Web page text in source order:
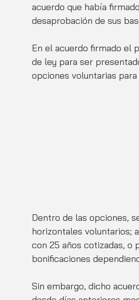
acuerdo que había
desaprobación de sus
En el acuerdo firmado el
de ley para ser
opciones voluntarias
Dentro de las opciones,
horizontales voluntarios;
con 25 años cotizadas, o
bonificaciones
Sin embargo, dicho